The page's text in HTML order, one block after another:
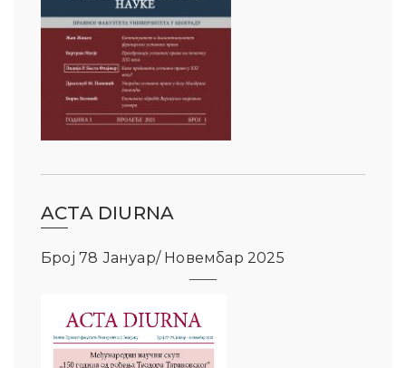
ACTA DIURNA
Број 78 Јануар/ Новембар 2025